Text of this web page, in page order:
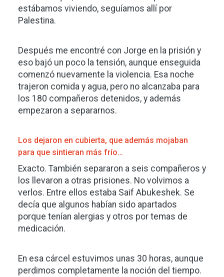
estábamos viviendo, seguíamos allí por
Palestina.
Después me encontré con Jorge en la prisión y
eso bajó un poco la tensión, aunque enseguida
comenzó nuevamente la violencia. Esa noche
trajeron comida y agua, pero no alcanzaba para
los 180 compañeros detenidos, y además
empezaron a separarnos.
Los dejaron en cubierta, que además mojaban
para que sintieran más frío…
Exacto. También separaron a seis compañeros y
los llevaron a otras prisiones. No volvimos a
verlos. Entre ellos estaba Saif Abukeshek. Se
decía que algunos habían sido apartados
porque tenían alergias y otros por temas de
medicación.
En esa cárcel estuvimos unas 30 horas, aunque
perdimos completamente la noción del tiempo.